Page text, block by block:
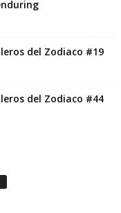
del Zodiaco #19
del Zodiaco #44